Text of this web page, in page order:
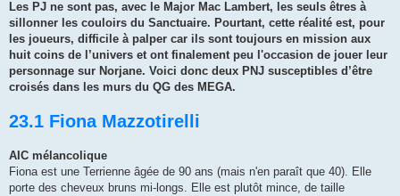
Les PJ ne sont pas, avec le Ma­jor Mac Lambert, les seuls êtres à
sillonner les couloirs du Sanc­tuaire. Pourtant, cette réalité est, pour
les joueurs, difficile à palper car ils sont toujours en mission aux
huit coins de l’univers et ont finalement peu l'occasion de jouer leur
personnage sur Norjane. Voici donc deux PNJ susceptibles d’être
croisés dans les murs du QG des MEGA.
23.1 Fiona Mazzotirelli
AIC mélancolique
Fiona est une Terrienne âgée de 90 ans (mais n'en paraît que 40). Elle
porte des cheveux bruns mi-longs. Elle est plutôt mince, de taille